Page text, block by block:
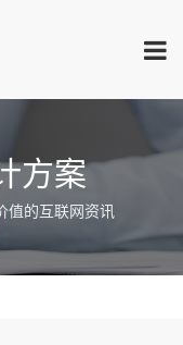
方案
值的互联网资讯